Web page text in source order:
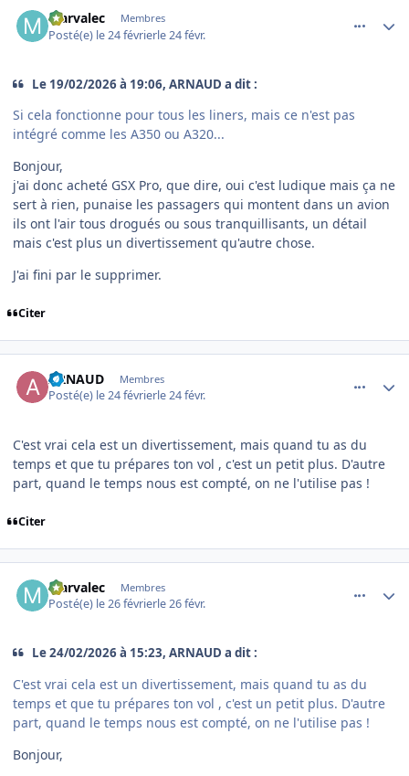
Marvalec Membres
Posté(e) le 24 févrierle 24 févr.
Le 19/02/2026 à 19:06, ARNAUD a dit :
Si cela fonctionne pour tous les liners, mais ce n'est pas
intégré comme les A350 ou A320...
Bonjour,
j'ai donc acheté GSX Pro, que dire, oui c'est ludique mais ça ne
sert à rien, punaise les passagers qui montent dans un avion
ils ont l'air tous drogués ou sous tranquillisants, un détail
mais c'est plus un divertissement qu'autre chose.
J'ai fini par le supprimer.
Citer
ARNAUD Membres
Posté(e) le 24 févrierle 24 févr.
C'est vrai cela est un divertissement, mais quand tu as du
temps et que tu prépares ton vol , c'est un petit plus. D'autre
part, quand le temps nous est compté, on ne l'utilise pas !
Citer
Marvalec Membres
Posté(e) le 26 févrierle 26 févr.
Le 24/02/2026 à 15:23, ARNAUD a dit :
C'est vrai cela est un divertissement, mais quand tu as du
temps et que tu prépares ton vol , c'est un petit plus. D'autre
part, quand le temps nous est compté, on ne l'utilise pas !
Bonjour,